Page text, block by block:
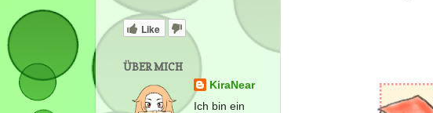
Like
ÜBER MICH
KiraNear
Ich bin ein